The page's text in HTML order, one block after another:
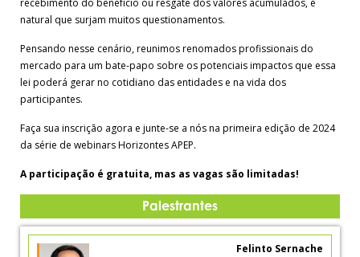
natural que surjam muitos questionamentos.
Pensando nesse cenário, reunimos renomados profissionais do
mercado para um bate-papo sobre os potenciais impactos que essa
lei poderá gerar no cotidiano das entidades e na vida dos
participantes.
Faça sua inscrição agora e junte-se a nós na primeira edição de 2024
da série de webinars Horizontes APEP.
A participação é gratuita, mas as vagas são limitadas!
Palestrantes
Felinto Sernache